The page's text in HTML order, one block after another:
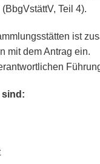
Teil 4).
ist
mit dem Antrag ein.
sind: